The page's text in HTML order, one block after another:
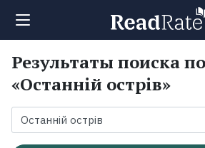
Поиск
Новости
Результаты поиска
«Останній острів»